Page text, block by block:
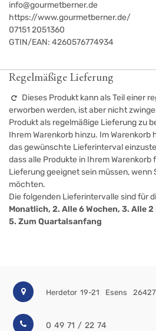
info@gourmetberner.de
https://www.gourmetberner.de/
07151 2051360
GTIN/EAN: 4260576774934
Regelmäßige Lieferung
Dieses Produkt kann als Teil einer
erworben werden, ist aber nicht
Produkt als regelmäßige Lieferung zu
Ihrem Warenkorb hinzu. Im Warenkorb
das gewünschte Lieferinterval
dass alle Produkte in Ihrem Warenkorb
Lieferung geeignet sein müssen, wenn
möchten.
Die folgenden Lieferintervalle sind für
Monatlich, 2. Alle 6 Wochen, 3. Alle
5. Zum Quartalsanfang
Herdetor 19-21 Esens 26427
0 49 71 / 22 74